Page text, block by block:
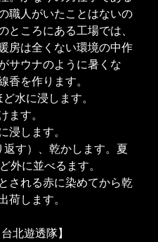
職人がいたことはないの
ころにある工場では、
房は全くない環境の中作
サウナのように暑くな
香を作ります。
水に浸します。
す。
します。
す）、乾かします。夏
外に並べるます。
される赤に染めてから乾
します。
北遊透隊】